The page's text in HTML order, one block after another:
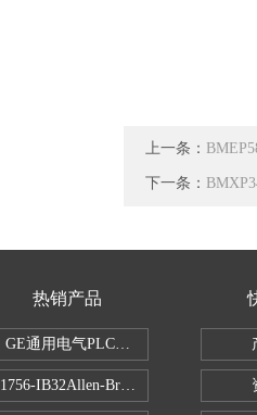
上一条：
下一条：
热销产品
GE通用电气PLC控制器
1756-IB32Allen-Bradley1756IB32数字